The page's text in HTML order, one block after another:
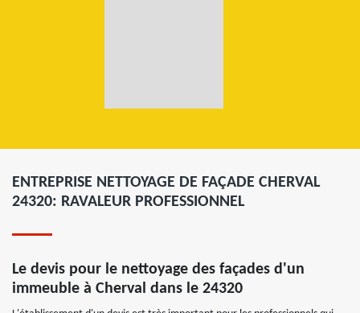
ENTREPRISE NETTOYAGE DE FAÇADE CHERVAL
24320: RAVALEUR PROFESSIONNEL
Le devis pour le nettoyage des façades d'un
immeuble à Cherval dans le 24320